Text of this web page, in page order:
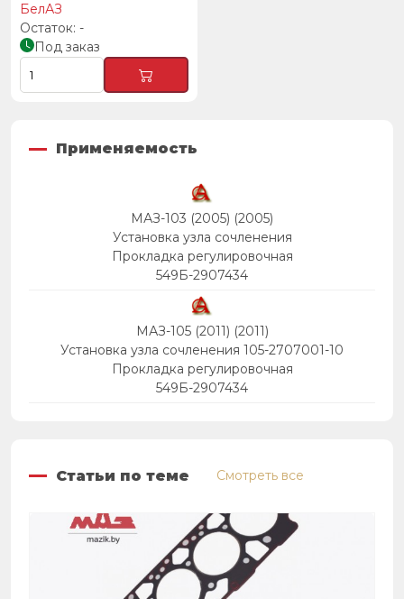
БелАЗ
-
Под заказ
Применяемость
МАЗ-103 (2005) (2005)
Установка узла сочленения
Прокладка регулировочная
549Б-2907434
МАЗ-105 (2011) (2011)
Установка узла сочленения 105-2707001-10
Прокладка регулировочная
549Б-2907434
Статьи по теме Смотреть все